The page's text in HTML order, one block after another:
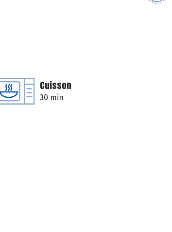
Cuisson
30 min